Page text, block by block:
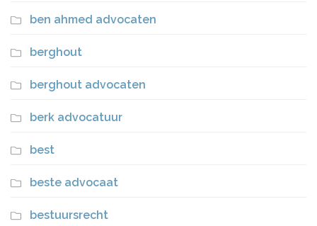
ben ahmed advocaten
berghout
berghout advocaten
berk advocatuur
best
beste advocaat
bestuursrecht